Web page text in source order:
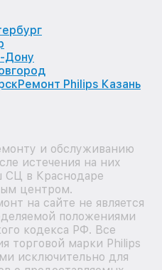
Дону
Ремонт Philips Казань
и обслуживанию
истечения на них
СЦ в Краснодаре
центром.
на сайте не является
положениями
кодекса РФ. Все
торговой марки Philips
исключительно для